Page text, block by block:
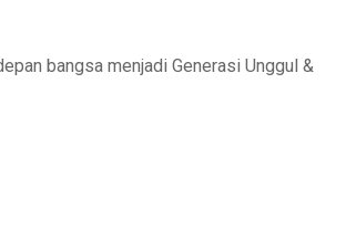
bangsa menjadi Generasi Unggul &